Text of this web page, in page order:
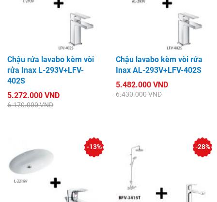
Chậu rửa lavabo kèm vòi
rửa Inax L-293V+LFV-
402S
5.272.000 VND
6.170.000 VND
Chậu lavabo kèm vòi rửa
Inax AL-293V+LFV-402S
5.482.000 VND
6.430.000 VND
-13% -28%